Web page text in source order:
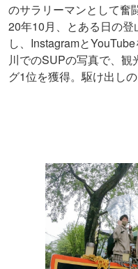
のサラリーマンとして奮
20年10 月、とある日の登
し、 InstagramとYouTube
川でのSUPの写真で、観
グ1位を獲得。駆け出し